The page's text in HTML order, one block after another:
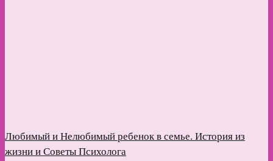
Любимый и Нелюбимый ребенок в семье. История из
жизни и Советы Психолога